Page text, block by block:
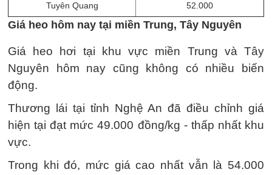
Tuyên Quang 52.000
Giá heo hôm nay tại miền Trung, Tây Nguyên
Giá heo hơi tại khu vực miền Trung và Tây
Nguyên hôm nay cũng không có nhiều biến
động.
Thương lái tại tỉnh Nghệ An đã điều chỉnh giá
hiện tại đạt mức 49.000 đồng/kg - thấp nhất khu
vực.
Trong khi đó, mức giá cao nhất vẫn là 54.000